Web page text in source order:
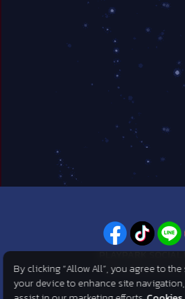
PLAYPARK SOCIAL
ไม่พลาดทุกข่าวสารจาก
By clicking “Allow All”, you agree to
your device to enhance site